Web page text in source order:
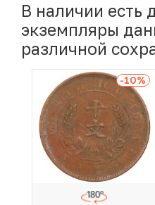
В наличии есть
экземпляры
различной
-10%